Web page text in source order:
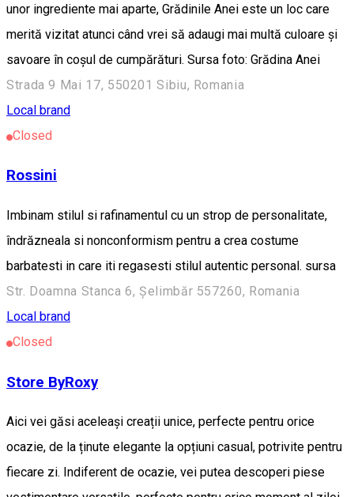
unor ingrediente mai aparte, Grădinile Anei este un loc care
merită vizitat atunci când vrei să adaugi mai multă culoare și
savoare în coșul de cumpărături. Sursa foto: Grădina Anei
Strada 9 Mai 17, 550201 Sibiu, Romania
Local brand
Closed
Rossini
Imbinam stilul si rafinamentul cu un strop de personalitate,
îndrăzneala si nonconformism pentru a crea costume
barbatesti in care iti regasesti stilul autentic personal. sursa
Str. Doamna Stanca 6, Șelimbăr 557260, Romania
Local brand
Closed
Store ByRoxy
Aici vei găsi aceleași creații unice, perfecte pentru orice
ocazie, de la ținute elegante la opțiuni casual, potrivite pentru
fiecare zi. Indiferent de ocazie, vei putea descoperi piese